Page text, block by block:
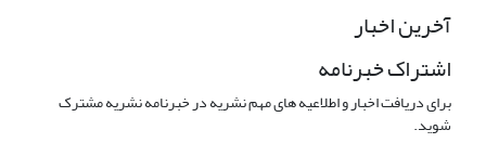
آخرین اخبار
اشتراک خبرنامه
برای دریافت اخبار و اطلاعیه های مهم نشریه در خبرنامه نشریه مشترک
شوید.